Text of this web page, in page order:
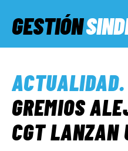
GESTIÓN
SERVICIOS
INFORMES
ACTUALIDAD.
GREMIOS
CGT LANZAN